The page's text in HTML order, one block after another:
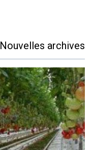
Nouvelles archives